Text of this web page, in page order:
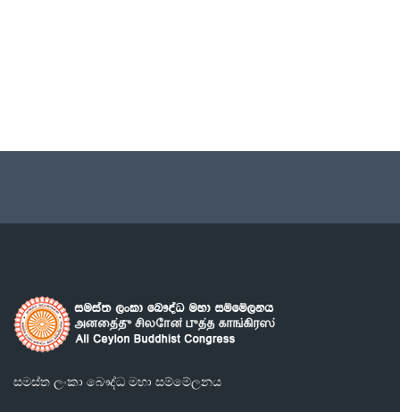
සමස්ත ලංකා බෞද්ධ මහා සම්මේලනය